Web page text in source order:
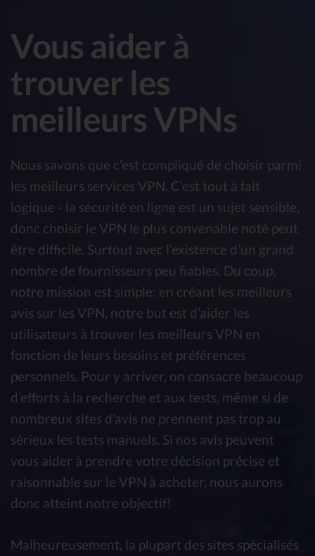
Vous aider à
trouver les
meilleurs VPNs
Nous savons que c’est compliqué de choisir parmi
les meilleurs services VPN. C’est tout à fait
logique - la sécurité en ligne est un sujet sensible,
donc choisir le VPN le plus convenable noté peut
être difficile. Surtout avec l’existence d’un grand
nombre de fournisseurs peu fiables. Du coup,
notre mission est simple: en créant les meilleurs
avis sur les VPN, notre but est d’aider les
utilisateurs à trouver les meilleurs VPN en
fonction de leurs besoins et préférences
personnels. Pour y arriver, on consacre beaucoup
d'efforts à la recherche et aux tests, même si de
nombreux sites d'avis ne prennent pas trop au
sérieux les tests manuels. Si nos avis peuvent
vous aider à prendre votre décision précise et
raisonnable sur le VPN à acheter, nous aurons
donc atteint notre objectif!
Malheureusement, la plupart des sites spécialisés